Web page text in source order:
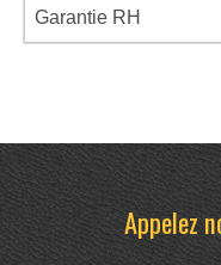
Garantie RH
Appelez